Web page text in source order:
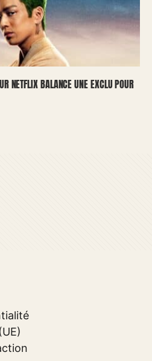
NETFLIX BALANCE UNE EXCLU POUR